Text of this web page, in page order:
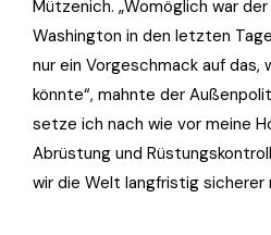
Mützenich. „Womöglich war
Washington in den letzten
nur ein Vorgeschmack auf das,
könnte“, mahnte der
setze ich nach wie vor meine
Abrüstung und
wir die Welt langfristig sicherer